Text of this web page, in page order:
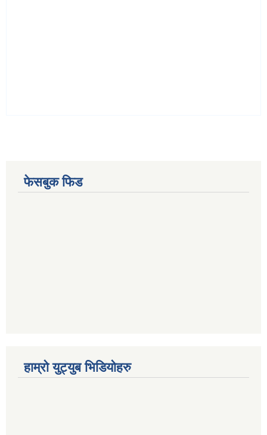
फेसबुक फिड
हाम्रो युट्युब भिडियोहरु